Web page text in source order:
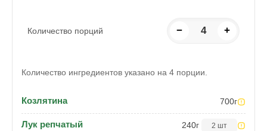
Количество порций − 4 +
Количество ингредиентов указано на 4 порции.
Козлятина 700г
Лук репчатый 240г 2 шт